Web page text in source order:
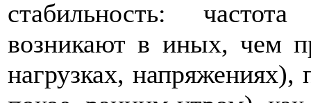
стабильность:
возникают в иных, чем
нагрузках,